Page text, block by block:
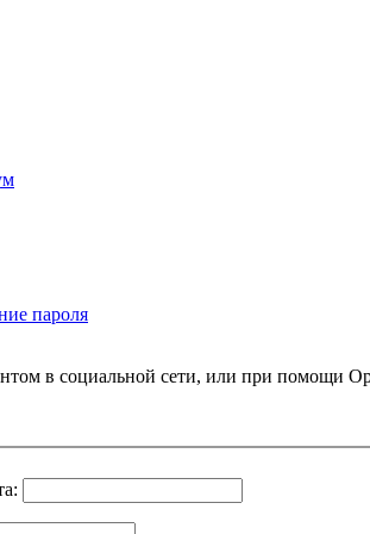
пароля
в социальной сети, или при помощи